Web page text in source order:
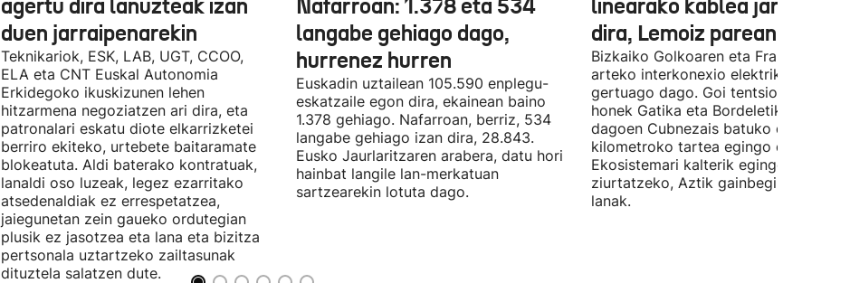
agertu dira lanuzteak izan
duen jarraipenarekin
Teknikariok, ESK, LAB, UGT, CCOO,
ELA eta CNT Euskal Autonomia
Erkidegoko ikuskizunen lehen
hitzarmena negoziatzen ari dira, eta
patronalari eskatu diote elkarrizketei
berriro ekiteko, urtebete baitaramate
blokeatuta. Aldi baterako kontratuak,
lanaldi oso luzeak, legez ezarritako
atsedenaldiak ez errespetatzea,
jaiegunetan zein gaueko ordutegian
plusik ez jasotzea eta lana eta bizitza
pertsonala uztartzeko zailtasunak
dituztela salatzen dute.
Nafarroan: 1.378 eta 534
langabe gehiago dago,
hurrenez hurren
Euskadin uztailean 105.590 enplegu-
eskatzaile egon dira, ekainean baino
1.378 gehiago. Nafarroan, berriz, 534
langabe gehiago izan dira, 28.843.
Eusko Jaurlaritzaren arabera, datu hori
hainbat langile lan-merkatuan
sartzearekin lotuta dago.
linearako kablea jartzen
dira, Lemoiz parean
Bizkaiko Golkoaren eta Frantziaren
arteko interkonexio elektrikoa
gertuago dago. Goi tentsioko linea
honek Gatika eta Bordeletik gertu
dagoen Cubnezais batuko ditu eta
kilometroko tartea egingo du ur
Ekosistemari kalterik egingo ez
ziurtatzeko, Aztik gainbegiratuko
lanak.